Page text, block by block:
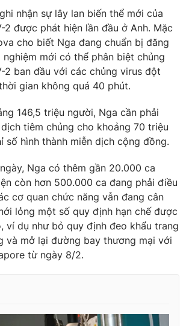
Shorts video
VTV Thể thao
Bất động sản
Tấm lòng Việt
Vươn mình bằng AI
VTV8
English
nhận sự lây lan biến thể mới của
2 được phát hiện lần đầu ở Anh. Mặc
cho biết Nga đang chuẩn bị đăng
mới có thể phân biệt chủng
2 ban đầu với các chủng virus đột
gian không quá 40 phút.
146,5 triệu người, Nga cần phải
tiêm chủng cho khoảng 70 triệu
số hình thành miễn dịch cộng đồng.
Nga có thêm gần 20.000 ca
còn hơn 500.000 ca đang phải điều
cơ quan chức năng vẫn đang cân
lỏng một số quy định hạn chế được
ví dụ như bỏ quy định đeo khẩu trang
và mở lại đường bay thương mại với
từ ngày 8/2.